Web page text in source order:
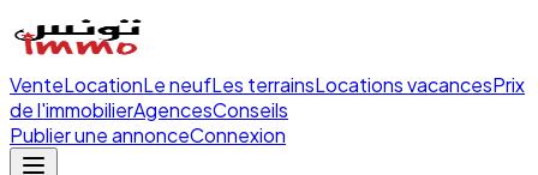
VenteLocationLe neufLes terrainsLocations vacancesPrix
de l'immobilierAgencesConseils
Publier une annonceConnexion